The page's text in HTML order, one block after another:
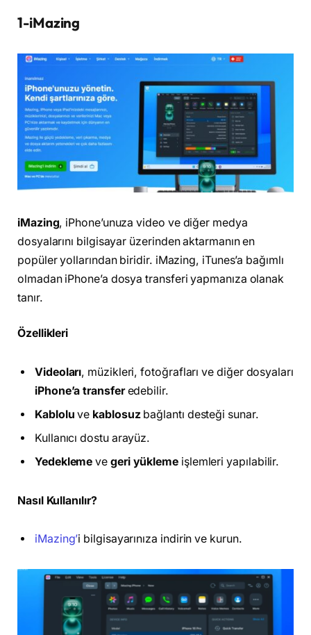
1-iMazing
iMazing, iPhone’unuza video ve diğer medya
dosyalarını bilgisayar üzerinden aktarmanın en
popüler yollarından biridir. iMazing, iTunes’a bağımlı
olmadan iPhone’a dosya transferi yapmanıza olanak
tanır.
Özellikleri
Videoları, müzikleri, fotoğrafları ve diğer dosyaları
iPhone’a transferedebilir.
Kabloluve kablosuz bağlantı desteği sunar.
Kullanıcı dostu arayüz.
Yedeklemeve geri yükleme işlemleri yapılabilir.
Nasıl Kullanılır?
iMazing’i bilgisayarınıza indirin ve kurun.